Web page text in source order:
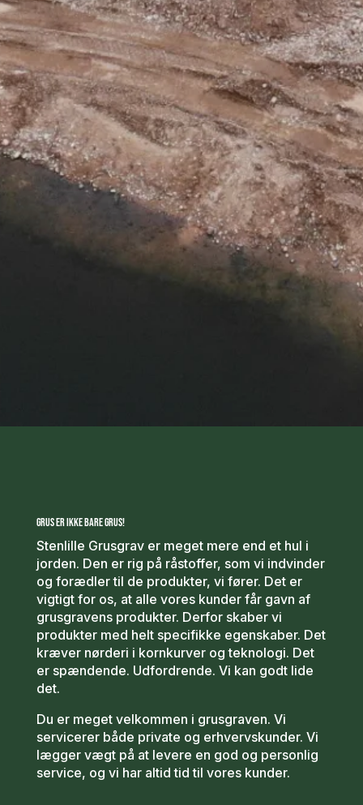
GRUS ER IKKE BARE GRUS!
Stenlille Grusgrav er meget mere end et hul i
jorden. Den er rig på råstoffer, som vi indvinder
og forædler til de produkter, vi fører. Det er
vigtigt for os, at alle vores kunder får gavn af
grusgravens produkter. Derfor skaber vi
produkter med helt specifikke egenskaber. Det
kræver nørderi i kornkurver og teknologi. Det
er spændende. Udfordrende. Vi kan godt lide
det.
Du er meget velkommen i grusgraven. Vi
servicerer både private og erhvervskunder. Vi
lægger vægt på at levere en god og personlig
service, og vi har altid tid til vores kunder.